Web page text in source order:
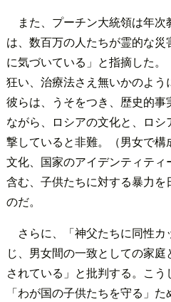
また、プーチン大統領は年
は、数百万の人たちが霊的な
に気づいている」と指摘した
狂い、治療法さえ無いかのよう
彼らは、うそをつき、歴史的
ながら、ロシアの文化と、ロ
撃していると非難。（男女で構
文化、国家のアイデンティテ
含む、子供たちに対する暴力を
のだ。
さらに、「神父たちに同性
じ、男女間の一致としての家
されている」と批判する。こ
「わが国の子供たちを守る」